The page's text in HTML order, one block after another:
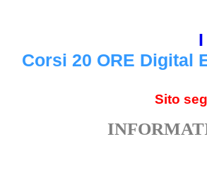
Corsi 20 ORE Digital
Sito